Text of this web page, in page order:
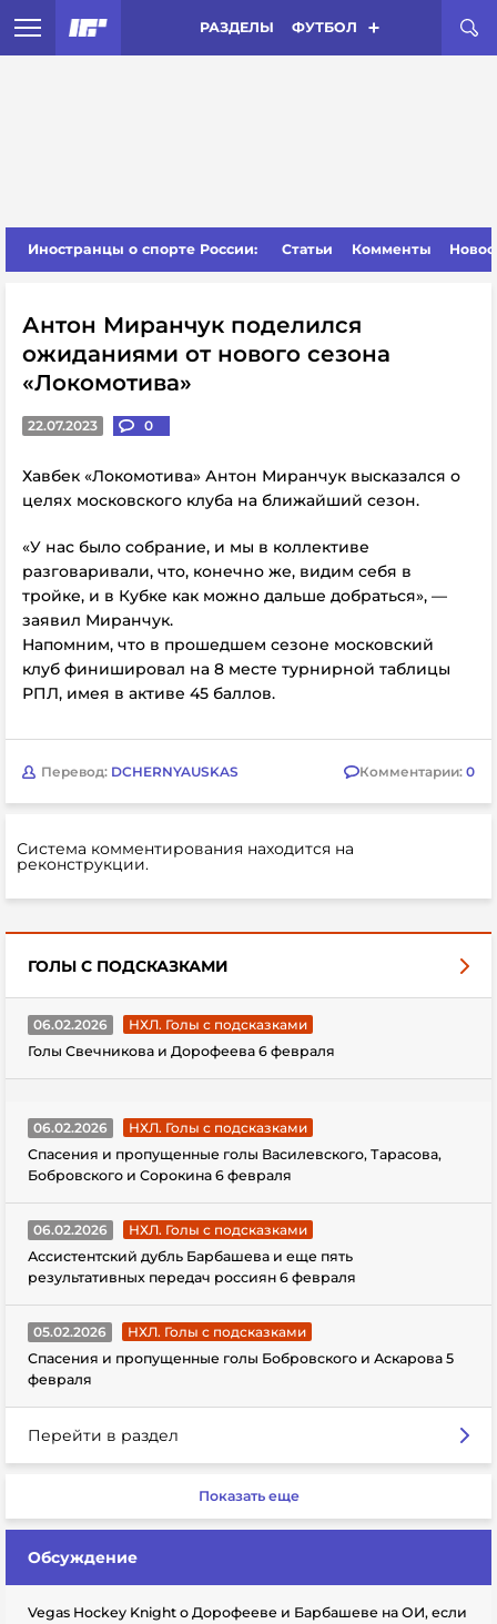
РАЗДЕЛЫ ФУТБОЛ
Иностранцы о спорте России: Статьи Комменты
Антон Миранчук поделился
ожиданиями от нового сезона
«Локомотива»
22.07.2023 0
Хавбек «Локомотива» Антон Миранчук высказался о
целях московского клуба на ближайший сезон.
«У нас было собрание, и мы в коллективе
разговаривали, что, конечно же, видим себя в
тройке, и в Кубке как можно дальше добраться», —
заявил Миранчук.
Напомним, что в прошедшем сезоне московский
клуб финишировал на 8 месте турнирной таблицы
РПЛ, имея в активе 45 баллов.
Перевод: DCHERNYAUSKAS Комментарии: 0
Система комментирования находится на
реконструкции.
ГОЛЫ С ПОДСКАЗКАМИ
06.02.2026
НХЛ. Голы с подсказками
Голы Свечникова и Дорофеева 6 февраля
06.02.2026
НХЛ. Голы с подсказками
Спасения и пропущенные голы Василевского, Тарасова,
Бобровского и Сорокина 6 февраля
06.02.2026
НХЛ. Голы с подсказками
Ассистентский дубль Барбашева и еще пять
результативных передач россиян 6 февраля
05.02.2026
НХЛ. Голы с подсказками
Спасения и пропущенные голы Бобровского и Аскарова 5
февраля
Перейти в раздел
Показать еще
Обсуждение
Vegas Hockey Knight о Дорофееве и Барбашеве на ОИ, если